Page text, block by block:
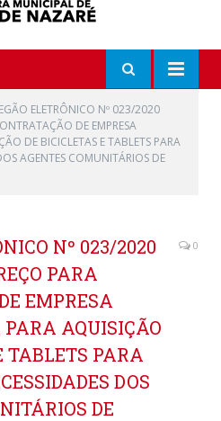
ELETRÔNICO Nº 023/2020
DE EMPRESA
DE BICICLETAS E TABLETS PARA
AGENTES COMUNITÁRIOS DE
Nº 023/2020
PARA
EMPRESA
AQUISIÇÃO
TABLETS PARA
DOS
DE
0